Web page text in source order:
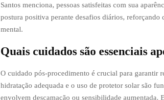
Santos menciona, pessoas satisfeitas com sua
postura positiva perante desafios diários, reforçando
mental.
Quais cuidados são essenciais
O cuidado pós-procedimento é crucial para garantir
hidratação adequada e o uso de protetor solar são
envolvem descamação ou sensibilidade